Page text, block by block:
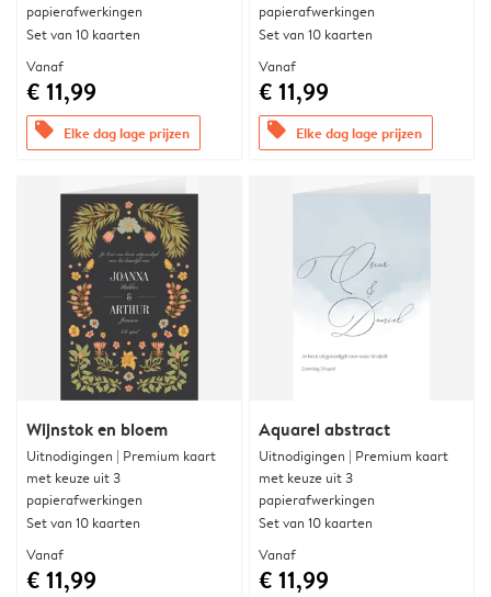
papierafwerkingen
Set van 10 kaarten
Vanaf
€ 11,99
offers Elke dag lage prijzen
papierafwerkingen
Set van 10 kaarten
Vanaf
€ 11,99
offers Elke dag lage prijzen
Wijnstok en bloem
Uitnodigingen | Premium kaart
met keuze uit 3
papierafwerkingen
Set van 10 kaarten
Vanaf
€ 11,99
Aquarel abstract
Uitnodigingen | Premium kaart
met keuze uit 3
papierafwerkingen
Set van 10 kaarten
Vanaf
€ 11,99